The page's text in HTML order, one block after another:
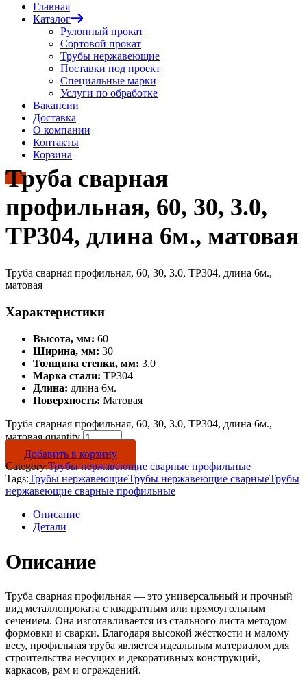
Главная
Каталог
Рулонный прокат
Сортовой прокат
Трубы нержавеющие
Поставки под проект
Специальные марки
Услуги по обработке
Вакансии
Доставка
О компании
Контакты
Корзина
Труба сварная
профильная, 60, 30, 3.0,
TP304, длина 6м., матовая
Труба сварная профильная, 60, 30, 3.0, TP304, длина 6м.,
матовая
Характеристики
Высота, мм: 60
Ширина, мм: 30
Толщина стенки, мм: 3.0
Марка стали: TP304
Длина: длина 6м.
Поверхность: Матовая
Труба сварная профильная, 60, 30, 3.0, TP304, длина 6м.,
матовая quantity
Добавить в корзину
Category:Трубы нержавеющие сварные профильные
Tags:Трубы нержавеющиеТрубы нержавеющие сварныеТрубы
нержавеющие сварные профильные
Описание
Детали
Описание
Труба сварная профильная — это универсальный и прочный
вид металлопроката с квадратным или прямоугольным
сечением. Она изготавливается из стального листа методом
формовки и сварки. Благодаря высокой жёсткости и малому
весу, профильная труба является идеальным материалом для
строительства несущих и декоративных конструкций,
каркасов, рам и ограждений.